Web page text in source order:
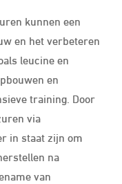
kunnen een
en het verbeteren
leucine en
en
training. Door
via
in staat zijn om
na
van